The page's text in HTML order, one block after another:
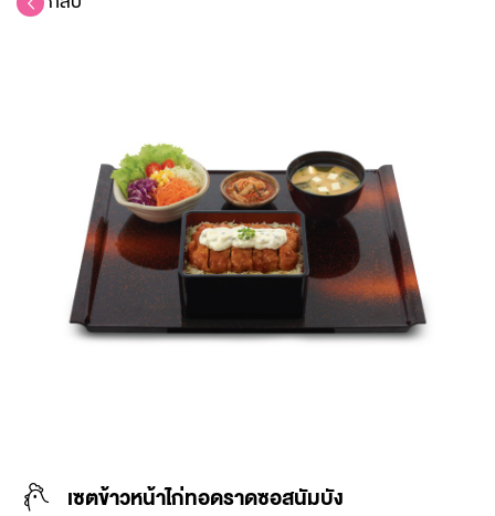
เซตข้าวหน้าไก่ทอดราดซอสนัมบัง